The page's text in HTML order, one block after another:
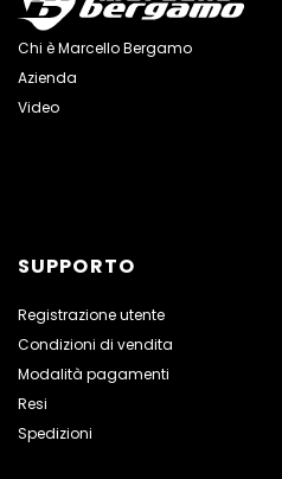
Chi è Marcello Bergamo
Azienda
Video
SUPPORTO
Registrazione utente
Condizioni di vendita
Modalità pagamenti
Resi
Spedizioni